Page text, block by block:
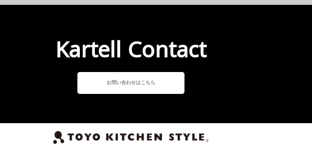
Kartell Contact
お問い合わせはこちら